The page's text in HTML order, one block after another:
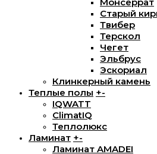
Старый
Твибер
Терскол
Чегет
Эльбрус
Эскориал
Клинкерный камень
Теплые полы +-
IQWATT
ClimatIQ
Теплолюкс
Ламинат +-
Ламинат AMADEI